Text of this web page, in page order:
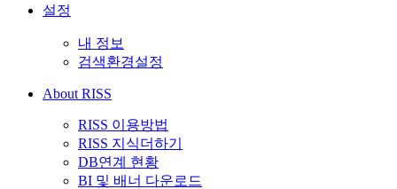
설정
내 정보
검색환경설정
About RISS
RISS 이용방법
RISS 지식더하기
DB연계 현황
BI 및 배너 다운로드